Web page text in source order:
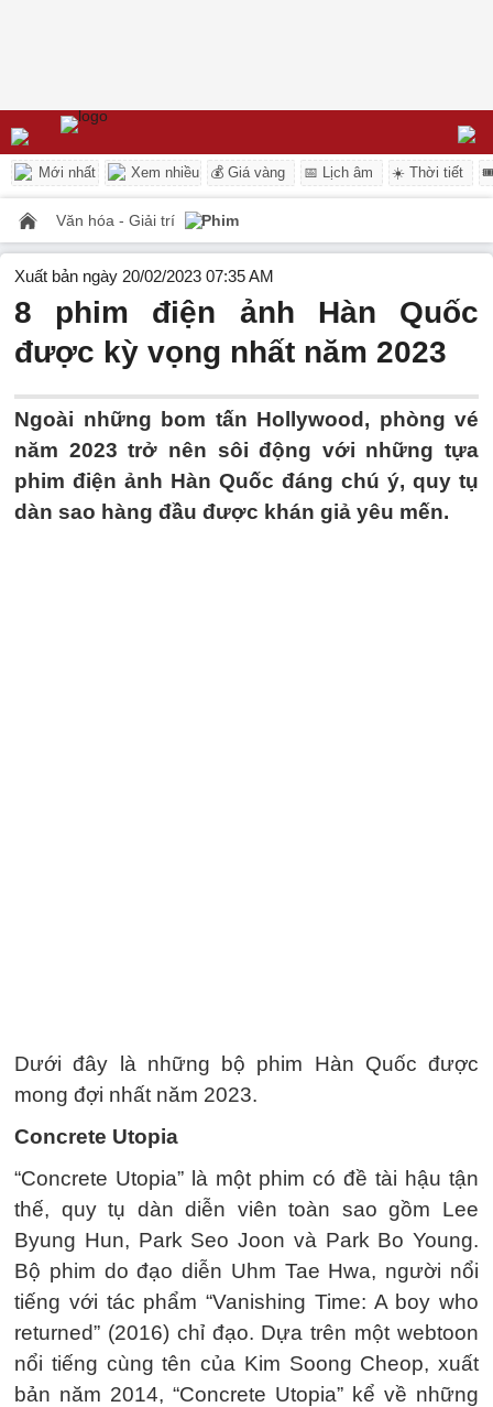
Mới nhất Xem nhiều 💰 Giá vàng 📅 Lịch âm ☀️ Thời tiết
Văn hóa - Giải trí Phim
Xuất bản ngày 20/02/2023 07:35 AM
8 phim điện ảnh Hàn Quốc
được kỳ vọng nhất năm 2023
Ngoài những bom tấn Hollywood, phòng vé
năm 2023 trở nên sôi động với những tựa
phim điện ảnh Hàn Quốc đáng chú ý, quy tụ
dàn sao hàng đầu được khán giả yêu mến.
Dưới đây là những bộ phim Hàn Quốc được
mong đợi nhất năm 2023.
Concrete Utopia
“Concrete Utopia” là một phim có đề tài hậu tận
thế, quy tụ dàn diễn viên toàn sao gồm Lee
Byung Hun, Park Seo Joon và Park Bo Young.
Bộ phim do đạo diễn Uhm Tae Hwa, người nổi
tiếng với tác phẩm “Vanishing Time: A boy who
returned” (2016) chỉ đạo. Dựa trên một webtoon
nổi tiếng cùng tên của Kim Soong Cheop, xuất
bản năm 2014, “Concrete Utopia” kể về những